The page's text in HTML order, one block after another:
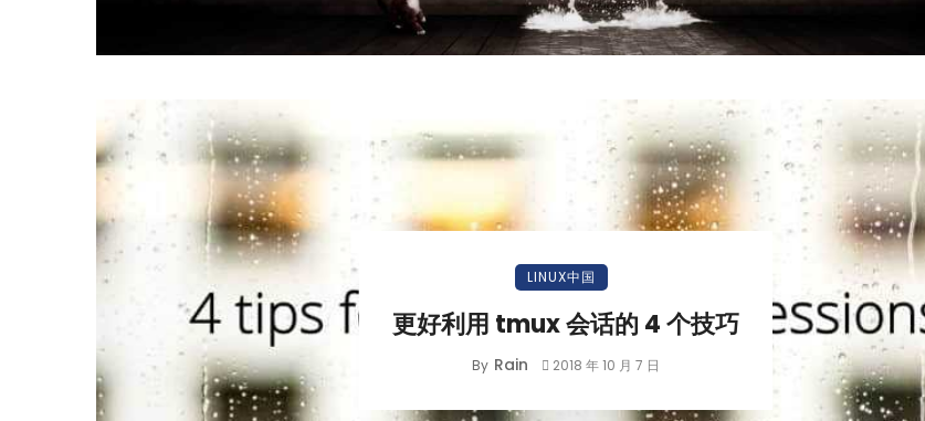
LINUX中国
更好利用 tmux 会话的 4 个技巧
By Rain 2018 年 10 月 7 日